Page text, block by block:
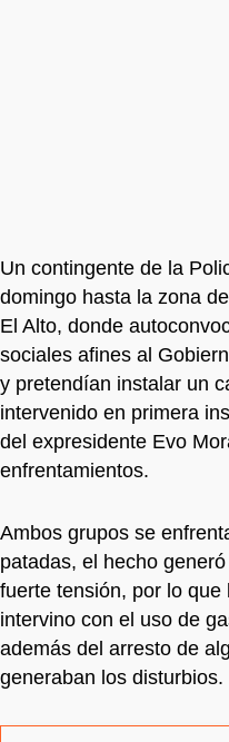
Un contingente de la
domingo hasta la zona
El Alto, donde
sociales afines al
y pretendían instalar un
intervenido en primera
del expresidente Evo
enfrentamientos.
Ambos grupos se
patadas, el hecho
fuerte tensión, por lo
intervino con el uso de
además del arresto de
generaban los disturbios.